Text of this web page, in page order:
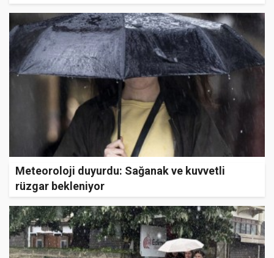
Meteoroloji duyurdu: Sağanak ve kuvvetli
rüzgar bekleniyor